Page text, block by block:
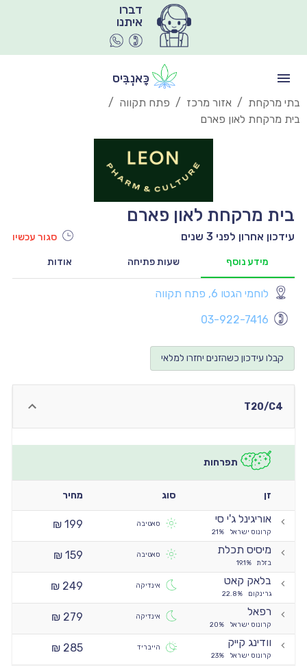
איתנו
כָּאנְבִּיס
בתי מרקחת / אזור מרכז / פתח תקווה /
בית מרקחת לאון פארם
בית מרקחת לאון פארם
עידכון אחרון לפני 3 שנים סגור עכשיו
מידע נוסף שעות פתיחה אודות
לוחמי הגטו 6, פתח תקווה
03-922-7416
קבלו עידכון כשהזנים יחזרו למלאי
T20/C4
תפרחות
זן סוג מחיר
אוריגינל ג'י סי
קרונוס ישראל 21%
סאטיבה
199 ₪
מיסיס תכלת
בזלת 19.1%
סאטיבה
159 ₪
בלאק קאט
גרינקום 22.8%
אינדיקה
249 ₪
רפאל
קרונוס ישראל 20%
אינדיקה
279 ₪
וודינג קייק
קרונוס ישראל 23%
הייבריד
285 ₪